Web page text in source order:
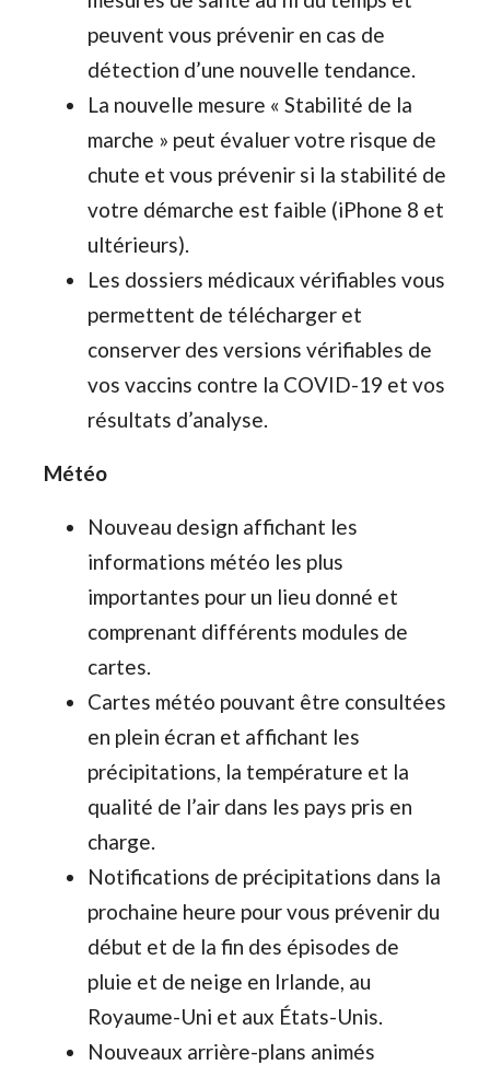
peuvent vous prévenir en cas de
détection d’une nouvelle tendance.
La nouvelle mesure « Stabilité de la
marche » peut évaluer votre risque de
chute et vous prévenir si la stabilité de
votre démarche est faible (iPhone 8 et
ultérieurs).
Les dossiers médicaux vérifiables vous
permettent de télécharger et
conserver des versions vérifiables de
vos vaccins contre la COVID-19 et vos
résultats d’analyse.
Météo
Nouveau design affichant les
informations météo les plus
importantes pour un lieu donné et
comprenant différents modules de
cartes.
Cartes météo pouvant être consultées
en plein écran et affichant les
précipitations, la température et la
qualité de l’air dans les pays pris en
charge.
Notifications de précipitations dans la
prochaine heure pour vous prévenir du
début et de la fin des épisodes de
pluie et de neige en Irlande, au
Royaume-Uni et aux États-Unis.
Nouveaux arrière-plans animés